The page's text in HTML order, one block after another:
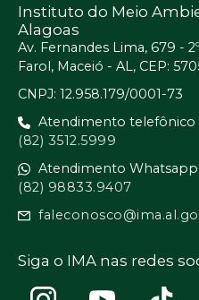
Instituto do Meio
Alagoas
Av. Fernandes Lima, 679 -
Farol, Maceió - AL, CEP:
CNPJ: 12.958.179/0001-73
Atendimento telefônico
(82) 3512.5999
Atendimento Whatsapp
(82) 98833.9407
Siga o IMA nas redes